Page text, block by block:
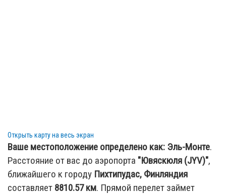
Открыть карту на весь экран
Ваше местоположение определено как: Эль-Монте.
Расстояние от вас до аэропорта "Ювяскюля (JYV)",
ближайшего к городу Пихтипудас, Финляндия
составляет 8810.57км. Прямой перелет займет